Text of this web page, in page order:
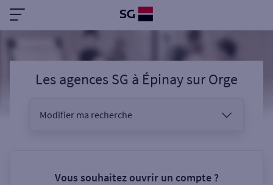
Les agences SG à Épinay sur Orge
Modifier ma recherche
Vous souhaitez ouvrir un compte ?